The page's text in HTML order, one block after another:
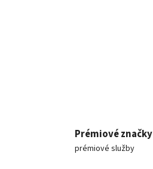
Prémiové značky
prémiové služby